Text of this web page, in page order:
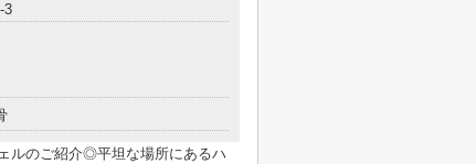
3
ルのご紹介◎平坦な場所にあるハ